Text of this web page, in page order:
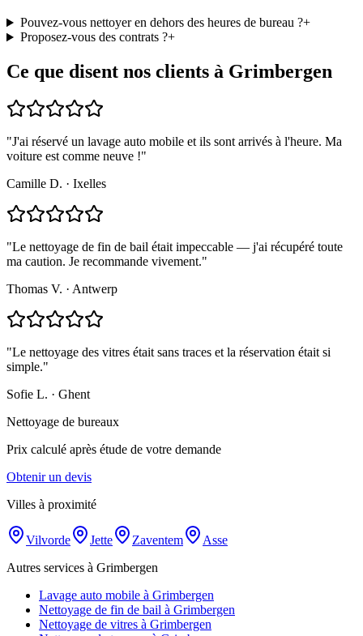
Pouvez-vous nettoyer en dehors des heures de bureau ?+
Proposez-vous des contrats ?+
Ce que disent nos clients à Grimbergen
"J'ai réservé un lavage auto mobile et ils sont arrivés à l'heure. Ma
voiture est comme neuve !"
Camille D. · Ixelles
"Le nettoyage de fin de bail était impeccable — j'ai récupéré toute
ma caution. Je recommande vivement."
Thomas V. · Antwerp
"Le nettoyage des vitres était sans traces et la réservation était si
simple."
Sofie L. · Ghent
Nettoyage de bureaux
Prix calculé après étude de votre demande
Obtenir un devis
Villes à proximité
Vilvorde Jette Zaventem
Asse
Autres services à Grimbergen
Lavage auto mobile à Grimbergen
Nettoyage de fin de bail à Grimbergen
Nettoyage de vitres à Grimbergen